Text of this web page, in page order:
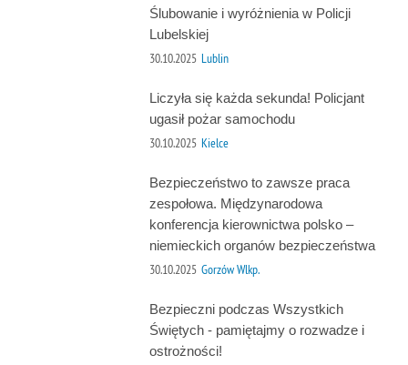
Ślubowanie i wyróżnienia w Policji
Lubelskiej
30.10.2025 Lublin
Liczyła się każda sekunda! Policjant
ugasił pożar samochodu
30.10.2025 Kielce
Bezpieczeństwo to zawsze praca
zespołowa. Międzynarodowa
konferencja kierownictwa polsko –
niemieckich organów bezpieczeństwa
30.10.2025 Gorzów Wlkp.
Bezpieczni podczas Wszystkich
Świętych - pamiętajmy o rozwadze i
ostrożności!